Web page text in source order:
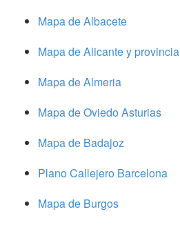
Mapa de Albacete
Mapa de Alicante y provincia
Mapa de Almeria
Mapa de Oviedo Asturias
Mapa de Badajoz
Plano Callejero Barcelona
Mapa de Burgos